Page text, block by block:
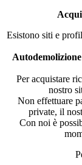
Esistono siti e
Per acquistare
nostro
Non effettuare
private, il
Con noi è